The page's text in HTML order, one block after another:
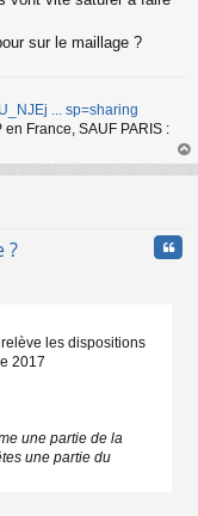
sur le maillage ?
... sp=sharing
France, SAUF PARIS :
au
?
les dispositions
2017
une partie de la
une partie du